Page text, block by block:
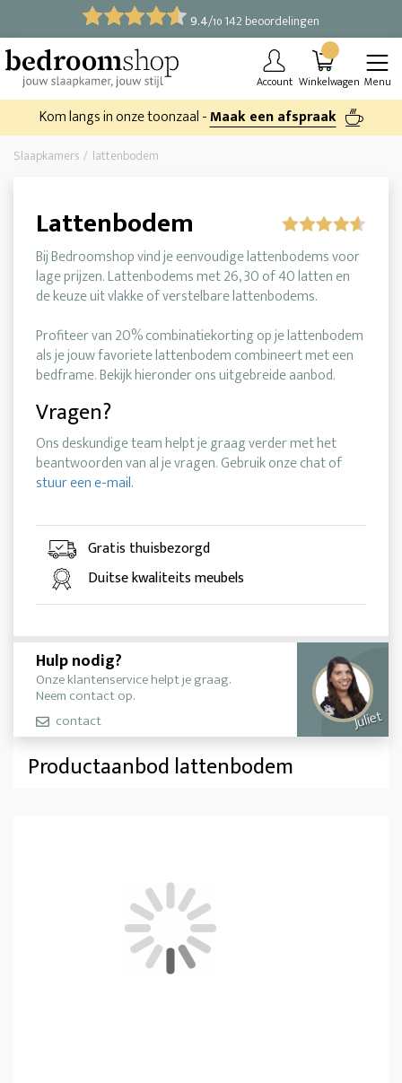
9.4/10 142 beoordelingen
Account Winkelwagen Menu
Kom langs in onze toonzaal -Maak een afspraak
Slaapkamers lattenbodem
Lattenbodem
Bij Bedroomshop vind je eenvoudige lattenbodems voor
lage prijzen. Lattenbodems met 26, 30 of 40 latten en
de keuze uit vlakke of verstelbare lattenbodems.
Profiteer van 20% combinatiekorting op je lattenbodem
als je jouw favoriete lattenbodem combineert met een
bedframe. Bekijk hieronder ons uitgebreide aanbod.
Vragen?
Ons deskundige team helpt je graag verder met het
beantwoorden van al je vragen. Gebruik onze chat of
stuur een e-mail.
Gratis thuisbezorgd
Duitse kwaliteits meubels
Hulp nodig?
Onze klantenservice helpt je graag.
Neem contact op.
contact
Juliet
Productaanbod lattenbodem